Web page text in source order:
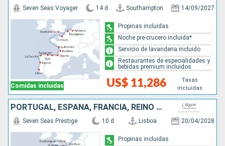
Comidas incluidas
Seven Seas Voyager 14 d Southampton 14/09/2027
US$ 11,286
Tasas
incluidas
Propinas incluidas
Noche pre-crucero incluida*
Servicio de lavanderia incluido
Restaurantes de especialidades y
bebidas premium incluidos
PORTUGAL, ESPAÑA, FRANCIA, REINO UNIDO
Seven Seas Prestige 10 d Lisboa 20/04/2028
Propinas incluidas